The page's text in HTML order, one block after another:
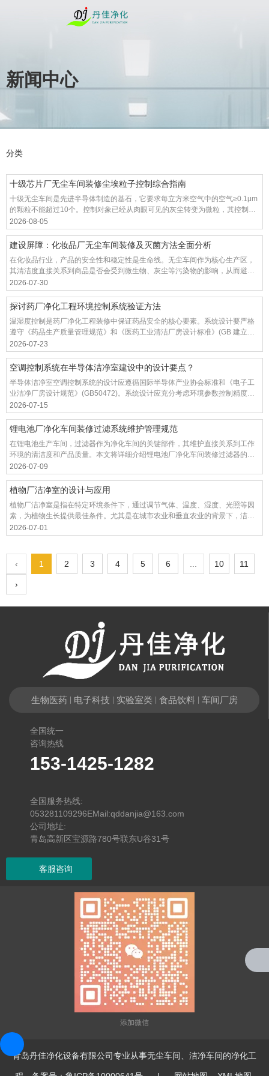
新闻中心
分类
十级芯片厂无尘车间装修尘埃粒子控制综合指南
十级无尘车间是先进半导体制造的基石，它要求每立方米空气中的空气≥0.1μm
的颗粒不能超过10个。控制对象已经从肉眼可见的灰尘转变为微粒，其控制方
法是一个全面的系统工程，覆盖气流、材料、人员和工艺。我们来看看十级芯
片厂无尘车间装修过程中的有效控制方法:
2026-08-05
建设屏障：化妆品厂无尘车间装修及灭菌方法全面分析
在化妆品行业，产品的安全性和稳定性是生命线。无尘车间作为核心生产区，
其清洁度直接关系到商品是否会受到微生物、灰尘等污染物的影响，从而避免
一系列质量问题，如变质、变色、皮肤过敏等。以下是合景净化工程公司整理
的几种常见的化妆品厂无尘车间装修灭菌方法:
2026-07-30
探讨药厂净化工程环境控制系统验证方法
温湿度控制是药厂净化工程装修中保证药品安全的核心要素。系统设计要严格
遵守《药品生产质量管理规范》和《医药工业清洁厂房设计标准》(GB 建立一
个完整的环境控制体系，50457。设计过程应充分考虑区域功能划分、工艺标
准和能效平衡。
2026-07-23
空调控制系统在半导体洁净室建设中的设计要点？
半导体洁净室空调控制系统的设计应遵循国际半导体产业协会标准和《电子工
业洁净厂房设计规范》(GB50472)。系统设计应充分考虑环境参数控制精度、
系统可靠性和运行能耗等关键因素。
2026-07-15
锂电池厂净化车间装修过滤系统维护管理规范
在锂电池生产车间，过滤器作为净化车间的关键部件，其维护直接关系到工作
环境的清洁度和产品质量。本文将详细介绍锂电池厂净化车间装修过滤器的维
护技巧，以确保生产环境的稳定性和高效性。
2026-07-09
植物厂洁净室的设计与应用
植物厂洁净室是指在特定环境条件下，通过调节气体、温度、湿度、光照等因
素，为植物生长提供最佳条件。尤其是在城市农业和垂直农业的背景下，洁净
室的设计和应用越来越受到现代农业的重视。
2026-07-01
‹ 1 2 3 4 5 6 10 11
›
生物医药 电子科技 实验室类 食品饮料 车间厂房
全国统一
咨询热线
153-1425-1282
全国服务热线:
053281109296EMail:qddanjia@163.com
公司地址:
青岛高新区宝源路780号联东U谷31号
客服咨询
添加微信
青岛丹佳净化设备有限公司专业从事无尘车间、洁净车间的净化工